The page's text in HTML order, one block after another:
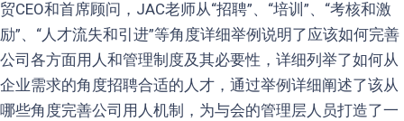
贸CEO和首席顾问，JAC老师从“招聘”、“培训”、“考核和激
励”、“人才流失和引进”等角度详细举例说明了应该如何完善
公司各方面用人和管理制度及其必要性，详细列举了如何从
企业需求的角度招聘合适的人才，通过举例详细阐述了该从
哪些角度完善公司用人机制，为与会的管理层人员打造了一